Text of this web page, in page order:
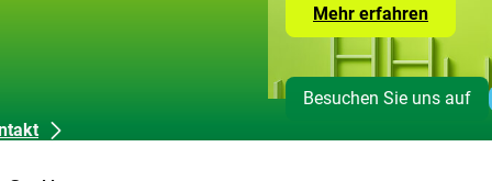
Mehr erfahrenZur
Seite
mit
den
der
Besuchen Sie uns auf